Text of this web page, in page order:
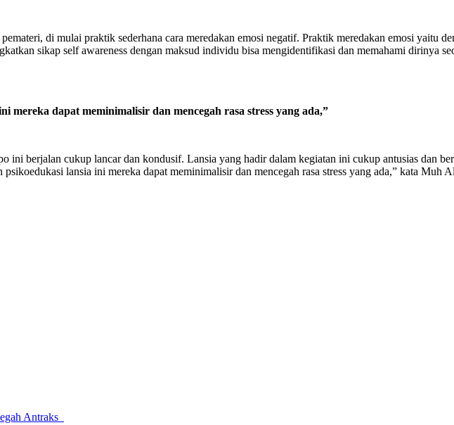
di mulai praktik sederhana cara meredakan emosi negatif. Praktik meredakan emosi yaitu
sikap self awareness dengan maksud individu bisa mengidentifikasi dan memahami dirinya
mereka dapat meminimalisir dan mencegah rasa stress yang ada,”
ini berjalan cukup lancar dan kondusif. Lansia yang hadir dalam kegiatan ini cukup antusias dan
lansia ini mereka dapat meminimalisir dan mencegah rasa stress yang ada,” kata Muh
Antraks